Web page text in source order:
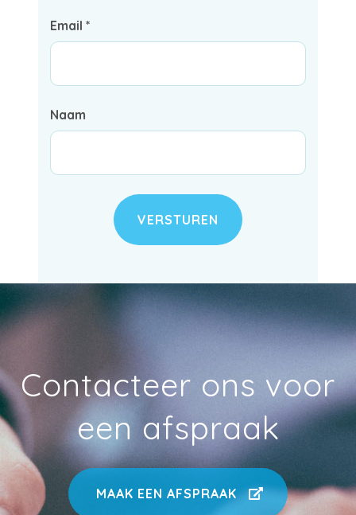
Email *
Naam
VERSTUREN
Contacteer ons voor
een afspraak
MAAK EEN AFSPRAAK